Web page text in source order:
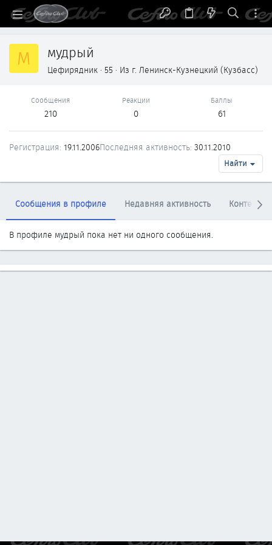
М мудрый
Цефирядник · 55 · Из г. Ленинск-Кузнецкий (Кузбасс)
Сообщения
210
Реакции
0
Баллы
61
Регистрация 19.11.2006Последняя активность 30.11.2010
Найти
Сообщения в профиле Недавняя активность Контент
В профиле мудрый пока нет ни одного сообщения.